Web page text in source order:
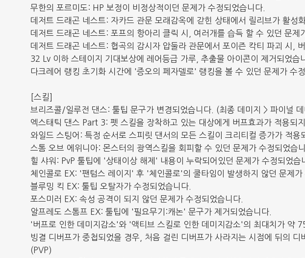
무한의 포르미도: HP 보정이 비정상적이던 문제가 수정되었습니다.
데저트 드래곤 네스트: 자카드 관문 모래감옥에 갇힌 상태에서 릴리브가 활성
데저트 드래곤 네스트: 포프의 항아리 클릭 시, 여러개를 습득 할 수 있던 문제
데저트 드래곤 네스트: 협곡의 감시자 압둘라 관문에서 포이즌 칵티 파괴 시,
32 Lv 이하 스테이지 기대보상에 레어등급 가루, 추출물 아이콘이 제거되었습
다크레어 랭킹 초기화 시간에 '증오의 페자델로' 랭킹을 볼 수 있던 문제가 수
[스킬]
브리즈콜/일루전 댄스: 툴팁 문구가 변경되었습니다. (최종 데미지 > 파이널
엑스태틱 댄스 Part 3: 펫 스킬을 장착하고 있는 대상에게 버프효과가 적용되
와일드 스팅어: 특정 순서로 스피릿 댄서의 모든 스킬이 크리티컬 증가가 적용
스톰 오브 에위니아: 몬스터의 광역스킬을 회피할 수 있던 문제가 수정되었습
힐 샤워: PvP 툴팁에 '상태이상 해제' 내용이 누락되어있던 문제가 수정되었습
체인콜로 EX: '팬텀스 레이지' 후 '체인콜로'의 쿨타임이 발생하지 않던 문제가
블루밍 킥 EX: 툴팁 오탈자가 수정되었습니다.
포스미러 EX: 속성 공격이 되지 않던 문제가 수정되었습니다.
알프레도 스톰프 EX: 툴팁에 '필요무기:캐논' 문구가 제거되었습니다.
'버프로 인한 데미지감소'와 '액티브 스킬로 인한 데미지감소'의 최대치가 약
빙결 디버프가 중첩되었을 경우, 처음 걸린 디버프가 사라지는 시점에 뒤의 디
(PVP)